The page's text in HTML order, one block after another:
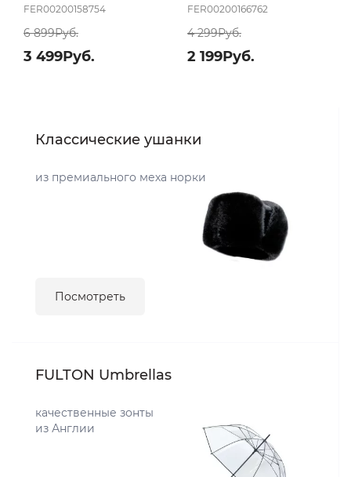
FER00200158754
6 899Руб.
3 499Руб.
FER00200166762
4 299Руб.
2 199Руб.
Классические ушанки
из премиального меха норки
Посмотреть
FULTON Umbrellas
качественные зонты
из Англии